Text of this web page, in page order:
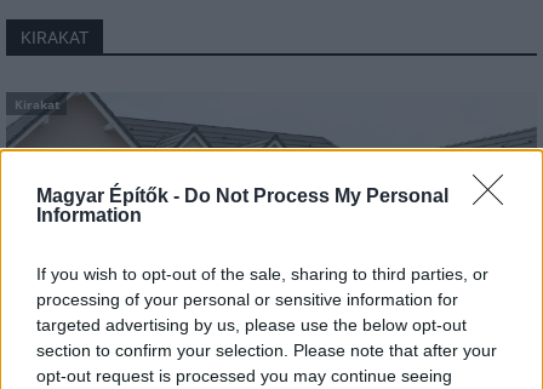
Magyar Építők - Do Not Process My Personal
Information
If you wish to opt-out of the sale, sharing to third parties, or
processing of your personal or sensitive information for
targeted advertising by us, please use the below opt-out
section to confirm your selection. Please note that after your
opt-out request is processed you may continue seeing
KIRAKAT
Kirakat